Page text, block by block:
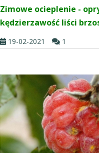
Zimowe ocieplenie -
kędzierzawość liści
19-02-2021 1